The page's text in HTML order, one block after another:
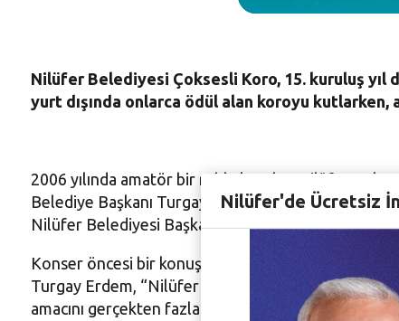
Nilüfer Belediyesi Çoksesli Koro, 15. kuruluş
yurt dışında onlarca ödül alan koroyu
2006 yılında amatör bir ruhla kurulan Nilüfer
Belediye Başkanı Turgay Erdem, eşi Zeynep
Nilüfer Belediyesi Başkan Yardımcısı Zafer Yıldız
Konser öncesi bir konuşma yapan Nilüfer Belediye
Turgay Erdem, “Nilüfer Çoksesli Korosu 15 yıl
amacını gerçekten fazlasıyla aştı. Dünyanın dört
Nilüfer'de Ücretsiz